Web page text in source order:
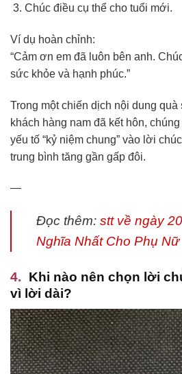
Chúc điều cụ thể cho tuổi mới.
Ví dụ hoàn chỉnh:
“Cảm ơn em đã luôn bên anh.
sức khỏe và hạnh phúc.”
Trong một chiến dịch nội dung quà
khách hàng nam đã kết hôn,
yếu tố “kỷ niệm chung” vào lời
trung bình tăng gần gấp đôi.
—
Đọc thêm: stt về ngày
Nghĩa Nhất Cho Phụ Nữ
Khi nào nên chọn lời
vì lời dài?